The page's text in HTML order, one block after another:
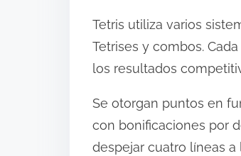
Tetris utiliza varios
Tetrises y combos.
los resultados
Se otorgan puntos en
con bonificaciones por
despejar cuatro líneas